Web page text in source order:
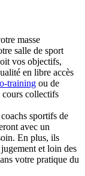
masse
salle de sport
vos objectifs,
en libre accès
training ou de
cours collectifs
sportifs de
avec un
En plus, ils
et loin des
votre pratique du